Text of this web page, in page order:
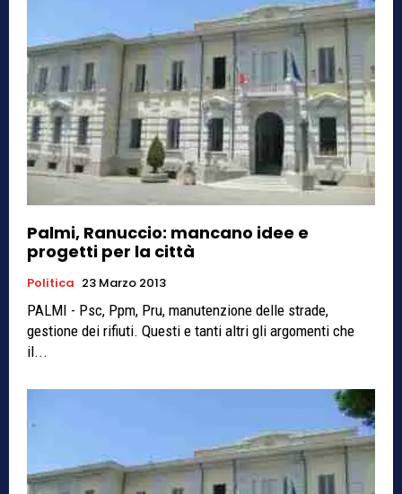
Palmi, Ranuccio: mancano idee e
progetti per la città
Politica 23 Marzo 2013
PALMI - Psc, Ppm, Pru, manutenzione delle strade,
gestione dei rifiuti. Questi e tanti altri gli argomenti che
il...